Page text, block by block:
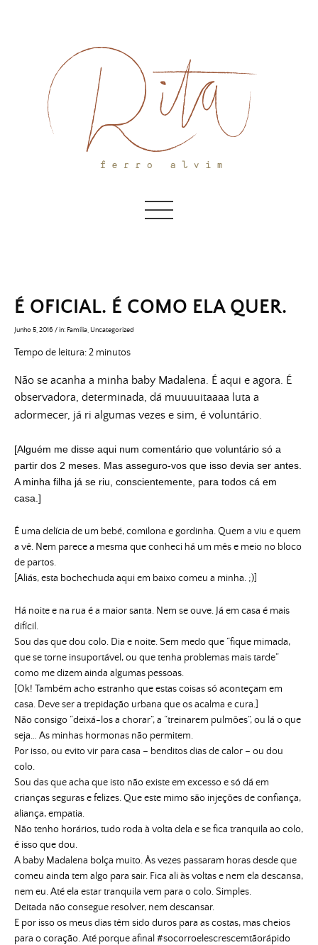
É OFICIAL. É COMO ELA QUER.
Junho 5, 2016 /in: Família Uncategorized
Tempo de leitura:2 minutos
Não se acanha a minha baby Madalena. É aqui e agora. É
observadora, determinada, dá muuuuitaaaa luta a
adormecer, já ri algumas vezes e sim, é voluntário.
[Alguém me disse aqui num comentário que voluntário só a
partir dos 2 meses. Mas asseguro-vos que isso devia ser antes.
A minha filha já se riu, conscientemente, para todos cá em
casa.]
É uma delícia de um bebé, comilona e gordinha. Quem a viu e quem
a vê. Nem parece a mesma que conheci há um mês e meio no bloco
de partos.
[Aliás, esta bochechuda aqui em baixo comeu a minha. ;)]
Há noite e na rua é a maior santa. Nem se ouve. Já em casa é mais
difícil.
Sou das que dou colo. Dia e noite. Sem medo que “fique mimada,
que se torne insuportável, ou que tenha problemas mais tarde”
como me dizem ainda algumas pessoas.
[Ok! Também acho estranho que estas coisas só aconteçam em
casa. Deve ser a trepidação urbana que os acalma e cura.]
Não consigo “deixá-los a chorar”, a “treinarem pulmões”, ou lá o que
seja… As minhas hormonas não permitem.
Por isso, ou evito vir para casa – benditos dias de calor – ou dou
colo.
Sou das que acha que isto não existe em excesso e só dá em
crianças seguras e felizes. Que este mimo são injeções de confiança,
aliança, empatia.
Não tenho horários, tudo roda à volta dela e se fica tranquila ao colo,
é isso que dou.
A baby Madalena bolça muito. Às vezes passaram horas desde que
comeu ainda tem algo para sair. Fica ali às voltas e nem ela descansa,
nem eu. Até ela estar tranquila vem para o colo. Simples.
Deitada não consegue resolver, nem descansar.
E por isso os meus dias têm sido duros para as costas, mas cheios
para o coração. Até porque afinal #socorroelescrescemtãorápido